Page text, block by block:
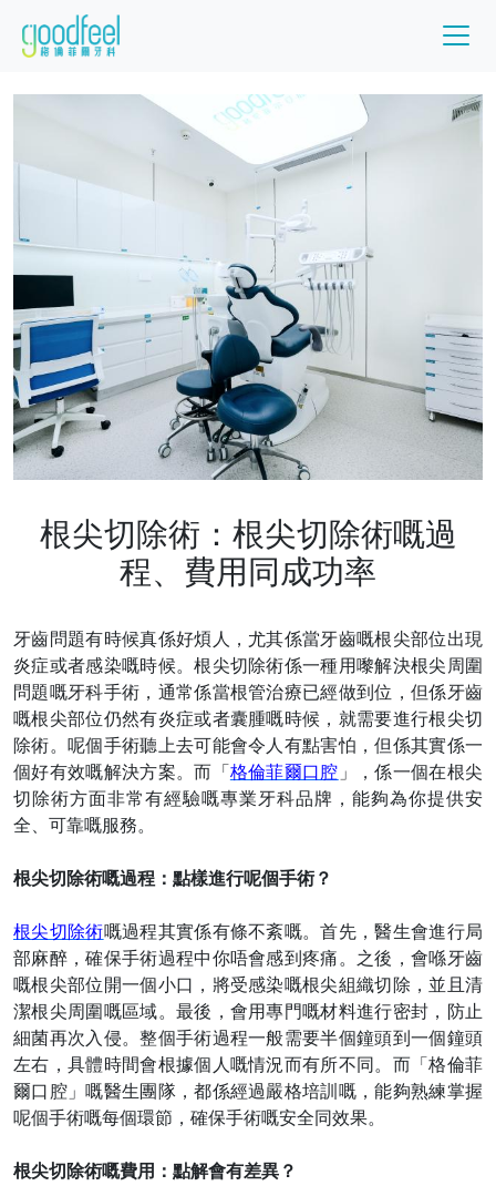
根尖切除術：根尖切除術嘅過
程、費用同成功率
牙齒問題有時候真係好煩人，尤其係當牙齒嘅根尖部位出現
炎症或者感染嘅時候。根尖切除術係一種用嚟解決根尖周圍
問題嘅牙科手術，通常係當根管治療已經做到位，但係牙齒
嘅根尖部位仍然有炎症或者囊腫嘅時候，就需要進行根尖切
除術。呢個手術聽上去可能會令人有點害怕，但係其實係一
個好有效嘅解決方案。而「 格倫菲爾口腔 」，係一個在根尖
切除術方面非常有經驗嘅專業牙科品牌，能夠為你提供安
全、可靠嘅服務。
根尖切除術嘅過程：點樣進行呢個手術？
根尖切除術嘅過程其實係有條不紊嘅。首先，醫生會進行局
部麻醉，確保手術過程中你唔會感到疼痛。之後，會喺牙齒
嘅根尖部位開一個小口，將受感染嘅根尖組織切除，並且清
潔根尖周圍嘅區域。最後，會用專門嘅材料進行密封，防止
細菌再次入侵。整個手術過程一般需要半個鐘頭到一個鐘頭
左右，具體時間會根據個人嘅情況而有所不同。而「格倫菲
爾口腔」嘅醫生團隊，都係經過嚴格培訓嘅，能夠熟練掌握
呢個手術嘅每個環節，確保手術嘅安全同效果。
根尖切除術嘅費用：點解會有差異？